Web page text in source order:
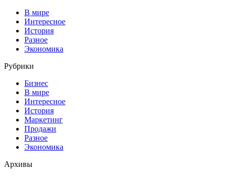
В мире
Интересное
История
Разное
Экономика
Рубрики
Бизнес
В мире
Интересное
История
Маркетинг
Продажи
Разное
Экономика
Архивы